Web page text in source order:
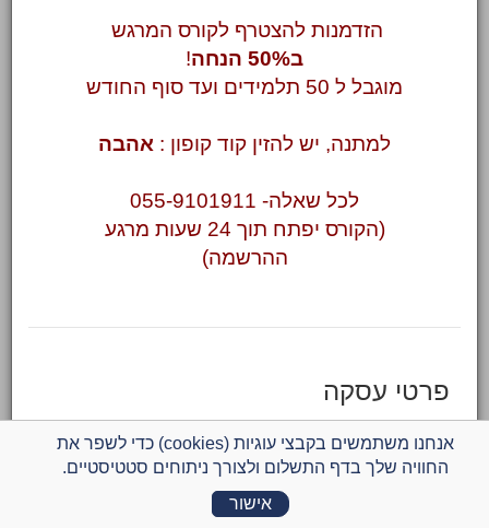
הזדמנות להצטרף לקורס המרגש
ב50% הנחה
!
מוגבל ל 50 תלמידים ועד סוף החודש
למתנה, יש להזין קוד קופון : אהבה
לכל שאלה- 055-9101911
(הקורס יפתח תוך 24 שעות מרגע
ההרשמה)
פרטי עסקה
מיני קורס "15 אבני הדרך לשינוי"
הנחה מיוחדת של 50% לזמן מוגבל
אנחנו משתמשים בקבצי עוגיות (cookies) כדי לשפר את
החוויה שלך בדף התשלום ולצורך ניתוחים סטטיסטיים.